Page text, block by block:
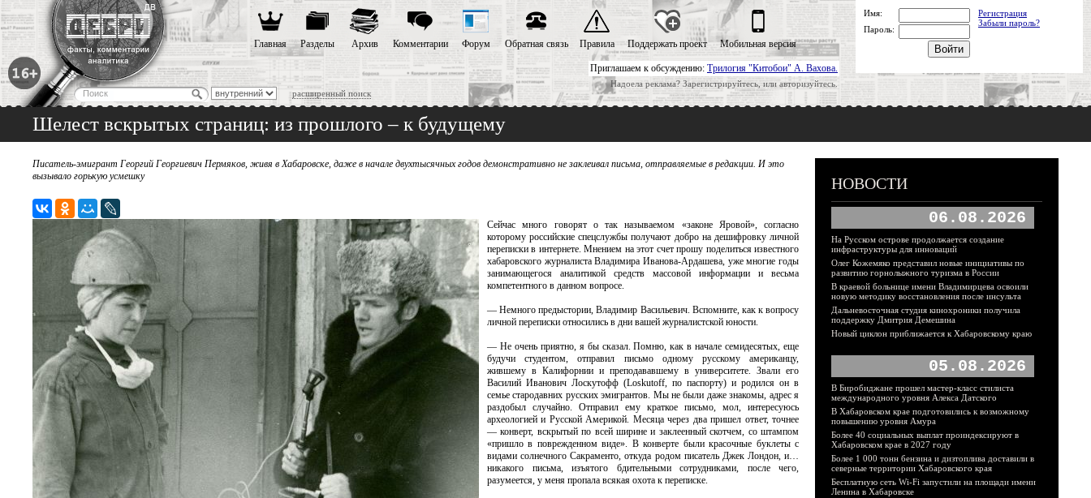
Приглашаем к обсуждению: Трилогия "Китобои" А. Вахова.
Надоела реклама? Зарегистрируйтесь, или авторизуйтесь.
расширенный поиск
Главная Разделы Архив Комментарии Форум Обратная связь Правила Поддержать проект Мобильная версия
Имя:
Регистрация
Забыли пароль?
Пароль:
Шелест вскрытых страниц: из прошлого – к будущему
Писатель-эмигрант Георгий Георгиевич Пермяков, живя в Хабаровске, даже в начале двухтысячных годов демонстративно не заклеивал письма, отправляемые в редакции. И это
вызывало горькую усмешку
Сейчас много говорят о так называемом «законе Яровой», согласно
которому российские спецслужбы получают добро на дешифровку личной
переписки в интернете. Мнением на этот счет прошу поделиться известного
хабаровского журналиста Владимира Иванова-Ардашева, уже многие годы
занимающегося аналитикой средств массовой информации и весьма
компетентного в данном вопросе.
— Немного предыстории, Владимир Васильевич. Вспомните, как к вопросу
личной переписки относились в дни вашей журналистской юности.
— Не очень приятно, я бы сказал. Помню, как в начале семидесятых, еще
будучи студентом, отправил письмо одному русскому американцу,
жившему в Калифорнии и преподававшему в университете. Звали его
Василий Иванович Лоскутофф (Loskutoff, по паспорту) и родился он в
семье стародавних русских эмигрантов. Мы не были даже знакомы, адрес я
раздобыл случайно. Отправил ему краткое письмо, мол, интересуюсь
археологией и Русской Америкой. Месяца через два пришел ответ, точнее
— конверт, вскрытый по всей ширине и заклеенный скотчем, со штампом
«пришло в поврежденном виде». В конверте были красочные буклеты с
видами солнечного Сакраменто, откуда родом писатель Джек Лондон, и…
никакого письма, изъятого бдительными сотрудниками, после чего,
разумеется, у меня пропала всякая охота к переписке.
НОВОСТИ
06.08.2026
На Русском острове продолжается создание
инфраструктуры для инноваций
Олег Кожемяко представил новые инициативы по
развитию горнолыжного туризма в России
В краевой больнице имени Владимирцева освоили
новую методику восстановления после инсульта
Дальневосточная студия кинохроники получила
поддержку Дмитрия Демешина
Новый циклон приближается к Хабаровскому краю
05.08.2026
В Биробиджане прошел мастер-класс стилиста
международного уровня Алекса Датского
В Хабаровском крае подготовились к возможному
повышению уровня Амура
Более 40 социальных выплат проиндексируют в
Хабаровском крае в 2027 году
Более 1 000 тонн бензина и дизтоплива доставили в
северные территории Хабаровского края
Бесплатную сеть Wi-Fi запустили на площади имени
Ленина в Хабаровске